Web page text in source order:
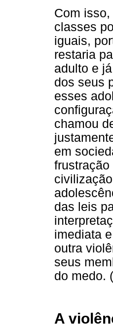
Com
classes
iguais,
restaria
adulto e
dos seus
esses
chamou
em
das leis
imediata
outra
seus
do medo.
A